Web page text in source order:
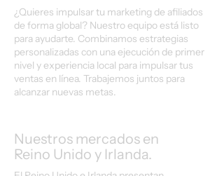
¿Quieres impulsar tu marketing de afiliados
de forma global? Nuestro equipo está listo
para ayudarte. Combinamos estrategias
personalizadas con una ejecución de primer
nivel y experiencia local para impulsar tus
ventas en línea. Trabajemos juntos para
alcanzar nuevas metas.
Nuestros mercados en
Reino Unido y Irlanda.